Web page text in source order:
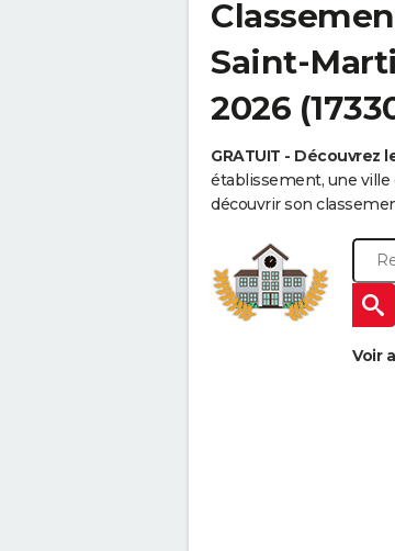
Saint-
2026
GRATUIT - Découvrez
établissement, une
découvrir son
Voir